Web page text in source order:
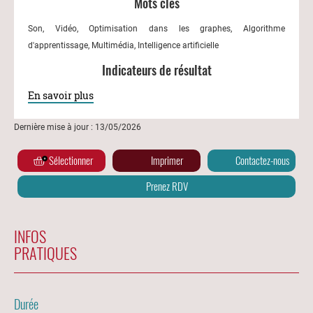
Son, Vidéo, Optimisation dans les graphes, Algorithme
d'apprentissage, Multimédia, Intelligence artificielle
Indicateurs de résultat
En savoir plus
Dernière mise à jour : 13/05/2026
Sélectionner Imprimer
Contactez-nous
Prenez RDV
INFOS
PRATIQUES
Durée